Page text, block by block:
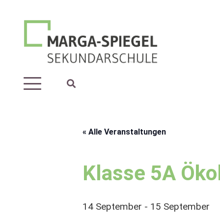
« Alle Veranstaltungen
Klasse 5A
14 September - 15 September